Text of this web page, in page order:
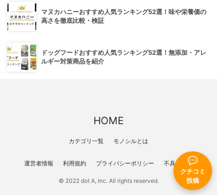
クチコミ
投稿
マヌカハニーおすすめ人気ランキング52選！味や栄養価の
高さを徹底比較・検証
ドッグフードおすすめ人気ランキング52選！無添加・アレ
ルギー対策商品を紹介
HOME
カテゴリ一覧 モノシルとは
運営者情報 利用規約 プライバシーポリシー 不具合報告
© 2022 dot A, Inc. All rights reserved.